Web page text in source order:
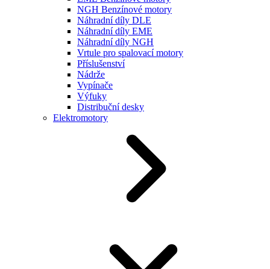
NGH Benzínové motory
Náhradní díly DLE
Náhradní díly EME
Náhradní díly NGH
Vrtule pro spalovací motory
Příslušenství
Nádrže
Vypínače
Výfuky
Distribuční desky
Elektromotory